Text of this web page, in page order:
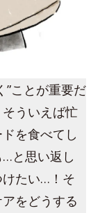
”ことが重要だ
ういえば忙
を食べてし
と思い返し
けたい…！そ
をどうする